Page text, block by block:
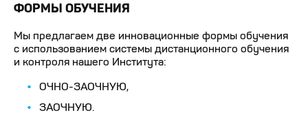
ФОРМЫ ОБУЧЕНИЯ
Мы предлагаем две инновационные формы обучения
с использованием системы дистанционного обучения
и контроля нашего Института:
ОЧНО-ЗАОЧНУЮ,
ЗАОЧНУЮ.